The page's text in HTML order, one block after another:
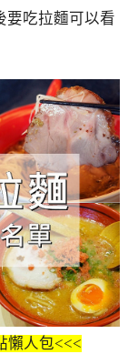
要吃拉麵可以看
懶人包<<<